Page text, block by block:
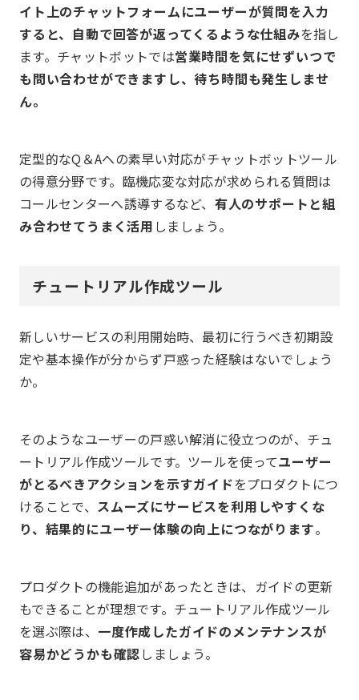
イト上のチャットフォームにユーザーが質問を入力
すると、自動で回答が返ってくるような仕組みを指し
ます。チャットボットでは営業時間を気にせずいつで
も問い合わせができますし、待ち時間も発生しませ
ん。
定型的なQ＆Aへの素早い対応がチャットボットツール
の得意分野です。臨機応変な対応が求められる質問は
コールセンターへ誘導するなど、 有人のサポートと組
み合わせてうまく活用 しましょう。
チュートリアル作成ツール
新しいサービスの利用開始時、最初に行うべき初期設
定や基本操作が分からず戸惑った経験はないでしょう
か。
そのようなユーザーの戸惑い解消に役立つのが、チュ
ートリアル作成ツールです。ツールを使ってユーザー
がとるべきアクションを示すガイドをプロダクトにつ
けることで、 スムーズにサービスを利用しやすくな
り、結果的にユーザー体験の向上につながります。
プロダクトの機能追加があったときは、ガイドの更新
もできることが理想です。チュートリアル作成ツール
を選ぶ際は、 一度作成したガイドのメンテナンスが
容易かどうかも確認しましょう。